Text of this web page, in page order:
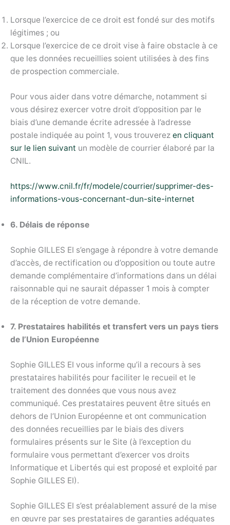
Lorsque l’exercice de ce droit est fondé sur des motifs
légitimes ; ou
Lorsque l’exercice de ce droit vise à faire obstacle à ce
que les données recueillies soient utilisées à des fins
de prospection commerciale.
Pour vous aider dans votre démarche, notamment si
vous désirez exercer votre droit d’opposition par le
biais d’une demande écrite adressée à l’adresse
postale indiquée au point 1, vous trouverez en cliquant
sur le lien suivant un modèle de courrier élaboré par la
CNIL.
https://www.cnil.fr/fr/modele/courrier/supprimer-des-
informations-vous-concernant-dun-site-internet
6. Délais de réponse
Sophie GILLES EI s’engage à répondre à votre demande
d’accès, de rectification ou d’opposition ou toute autre
demande complémentaire d’informations dans un délai
raisonnable qui ne saurait dépasser 1 mois à compter
de la réception de votre demande.
7. Prestataires habilités et transfert vers un pays tiers
de l’Union Européenne
Sophie GILLES EI vous informe qu’il a recours à ses
prestataires habilités pour faciliter le recueil et le
traitement des données que vous nous avez
communiqué. Ces prestataires peuvent être situés en
dehors de l’Union Européenne et ont communication
des données recueillies par le biais des divers
formulaires présents sur le Site (à l’exception du
formulaire vous permettant d’exercer vos droits
Informatique et Libertés qui est proposé et exploité par
Sophie GILLES EI).
Sophie GILLES EI s’est préalablement assuré de la mise
en œuvre par ses prestataires de garanties adéquates